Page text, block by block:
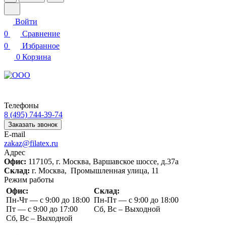
Войти
0
Сравнение
0
Избранное
0 Корзина
Телефоны
8 (495) 744-39-74
Заказать звонок
E-mail
zakaz@filatex.ru
Адрес
Офис: 117105, г. Москва, Варшавское шоссе, д.37а
Склад: г. Москва, Промышленная улица, 11
Режим работы
Офис:
Пн-Чт — с 9:00 до 18:00
Пт — с 9:00 до 17:00
Сб, Вс – Выходной
Склад:
Пн-Пт — с 9:00 до 18:00
Сб, Вс – Выходной